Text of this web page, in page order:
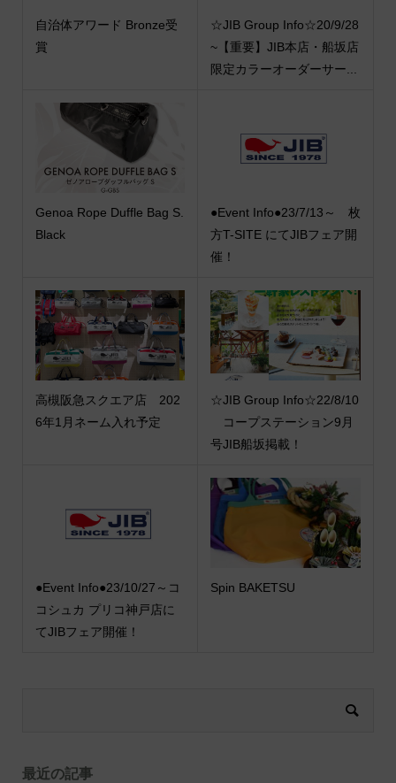
自治体アワード Bronze受
賞
☆JIB Group Info☆20/9/28
~【重要】JIB本店・船坂店
限定カラーオーダーサー...
Genoa Rope Duffle Bag S.
Black
●Event Info●23/7/13～ 枚
方T-SITE にてJIBフェア開
催！
高槻阪急スクエア店 202
6年1月ネーム入れ予定
☆JIB Group Info☆22/8/10
コープステーション9月
号JIB船坂掲載！
●Event Info●23/10/27～コ
コシュカ プリコ神戸店に
てJIBフェア開催！
Spin BAKETSU
最近の記事